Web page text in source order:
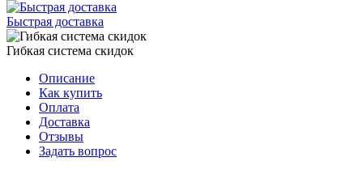
Быстрая доставка
Гибкая система скидок
Описание
Как купить
Оплата
Доставка
Отзывы
Задать вопрос